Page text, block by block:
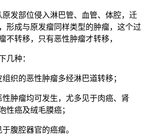
原发部位侵入淋巴管、血管、体腔，迁
形成与原发瘤同样类型的肿瘤，这个过
不转移，只有恶性肿瘤才转移，
几种：
织的恶性肿瘤多经淋巴道转移；
肿瘤均可发生，尤多见于肉癌、肾
性癌及绒毛膜癌；
腹腔器官的癌瘤。